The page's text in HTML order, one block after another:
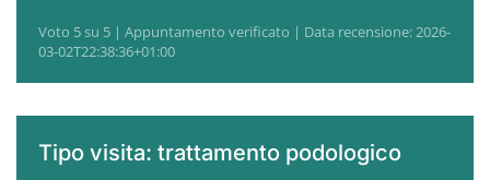
Voto 5 su 5 | Appuntamento verificato | Data recensione: 2026-
03-02T22:38:36+01:00
Tipo visita: trattamento podologico